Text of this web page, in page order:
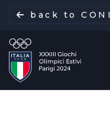
back to CONI